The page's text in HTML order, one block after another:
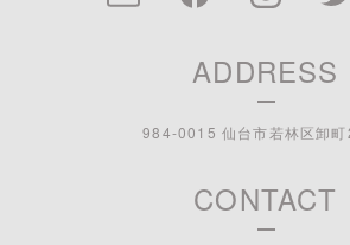
ADDRESS
984-0015 仙台市若林区卸町
CONTACT